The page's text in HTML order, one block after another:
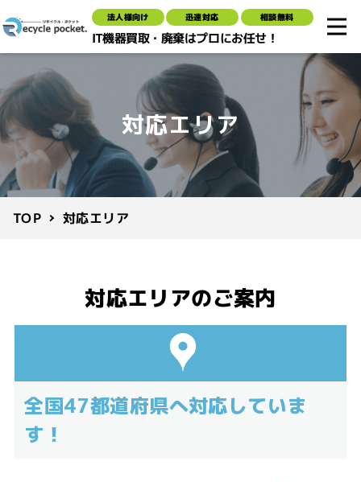
法人様向け 迅速対応 相談無料
IT機器買取・廃棄はプロにお任せ！
対応エリア
TOP 対応エリア
対応エリアのご案内
全国47都道府県へ対応していま
す！